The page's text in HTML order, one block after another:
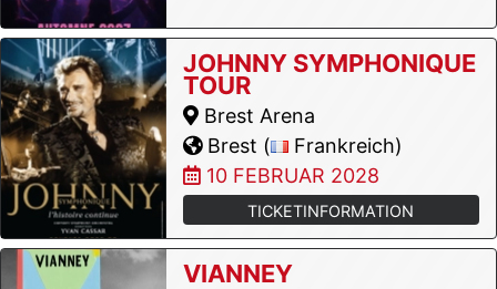
JOHNNY SYMPHONIQUE
TOUR
Brest Arena
Brest (
Frankreich)
10 FEBRUAR 2028
TICKETINFORMATION
VIANNEY